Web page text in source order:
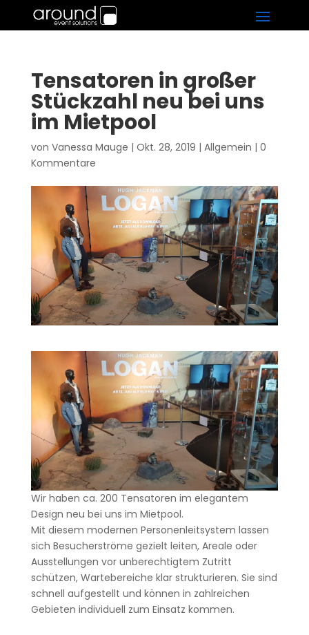
Tensatoren in großer
Stückzahl neu bei uns
im Mietpool
von Vanessa Mauge | Okt. 28, 2019 | Allgemein | 0
Kommentare
Wir haben ca. 200 Tensatoren im elegantem
Design neu bei uns im Mietpool.
Mit diesem modernen Personenleitsystem lassen
sich Besucherströme gezielt leiten, Areale oder
Ausstellungen vor unberechtigtem Zutritt
schützen, Wartebereiche klar strukturieren. Sie sind
schnell aufgestellt und können in zahlreichen
Gebieten individuell zum Einsatz kommen.